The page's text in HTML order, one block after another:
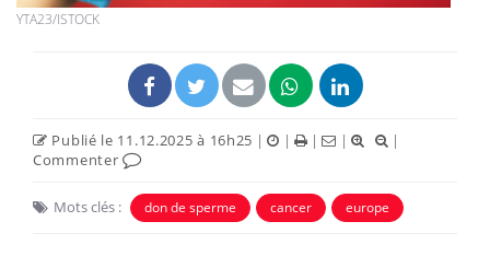
YTA23/ISTOCK
Publié le 11.12.2025 à 16h25 | | | |
|
Commenter
Mots clés : don de sperme cancer europe